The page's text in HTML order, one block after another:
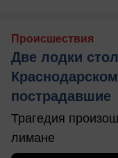
Происшествия
Две лодки
пострадавшие
Трагедия
лимане